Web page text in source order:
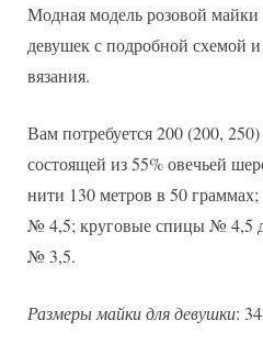
Модная модель розовой
девушек с подробной схемой
вязания.
Вам потребуется 200 (200,
состоящей из 55% овечьей
нити 130 метров в 50
№ 4,5; круговые спицы № 4,5
№ 3,5.
Размеры майки для девушки: